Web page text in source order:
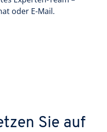
oder E-Mail.
Sie auf